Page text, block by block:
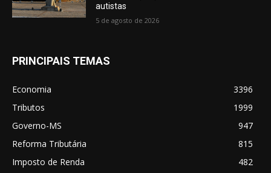
autistas
5 de agosto de 2026
PRINCIPAIS TEMAS
Economia
3396
Tributos
1999
Governo-MS
947
Reforma Tributária
815
Imposto de Renda
482